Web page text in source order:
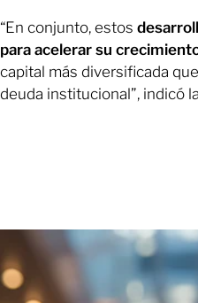
“En conjunto, estos
para acelerar su
capital más diversificada
deuda institucional”, indicó